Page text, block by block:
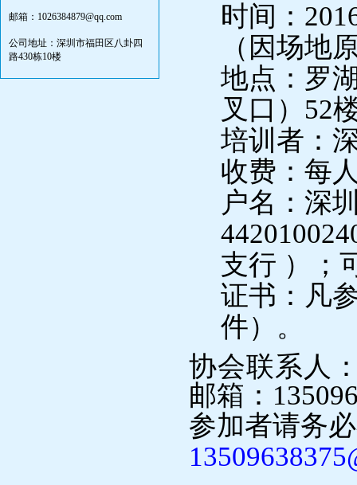
邮箱：1026384879@qq.com
公司地址：深圳市福田区八卦四
路430栋10楼
时间：
（因场地
地点：罗
叉口） 52
培训者：
收费：每
户名：深
支行 ）；
证书：凡
件）。
协会联系人
邮箱：
参加者请务
13509638375